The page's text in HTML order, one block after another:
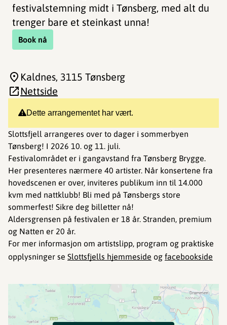
festivalstemning midt i Tønsberg, med alt du
trenger bare et steinkast unna!
Book nå
Dette arrangementet har vært.
Slottsfjell arrangeres over to dager i sommerbyen
Tønsberg! I 2026 10. og 11. juli.
Festivalområdet er i gangavstand fra Tønsberg Brygge.
Her presenteres nærmere 40 artister. Når konsertene fra
hovedscenen er over, inviteres publikum inn til 14.000
kvm med nattklubb! Bli med på Tønsbergs store
sommerfest! Sikre deg billetter nå!
Aldersgrensen på festivalen er 18 år. Stranden, premium
og Natten er 20 år.
For mer informasjon om artistslipp, program og praktiske
opplysninger se Slottsfjells hjemmeside og facebookside
Kaldnes, 3115 Tønsberg
Nettside